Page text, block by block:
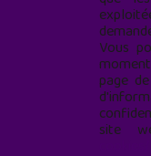
Vous
page
site